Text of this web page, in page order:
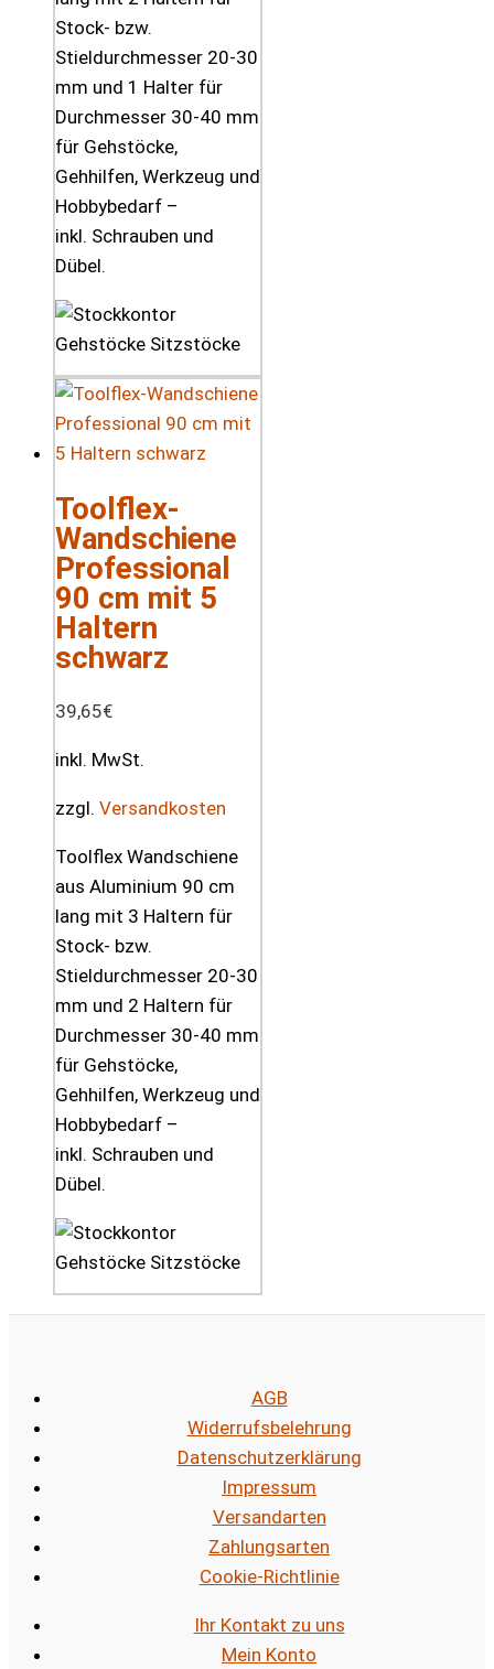
Stock- bzw.
Stieldurchmesser 20-30
mm und 1 Halter für
Durchmesser 30-40 mm
für Gehstöcke,
Gehhilfen, Werkzeug und
Hobbybedarf –
inkl. Schrauben und
Dübel.
Toolflex-
Wandschiene
Professional
90 cm mit 5
Haltern
schwarz
39,65€
inkl. MwSt.
zzgl. Versandkosten
Toolflex Wandschiene
aus Aluminium 90 cm
lang mit 3 Haltern für
Stock- bzw.
Stieldurchmesser 20-30
mm und 2 Haltern für
Durchmesser 30-40 mm
für Gehstöcke,
Gehhilfen, Werkzeug und
Hobbybedarf –
inkl. Schrauben und
Dübel.
AGB
Widerrufsbelehrung
Datenschutzerklärung
Impressum
Versandarten
Zahlungsarten
Cookie-Richtlinie
Ihr Kontakt zu uns
Mein Konto